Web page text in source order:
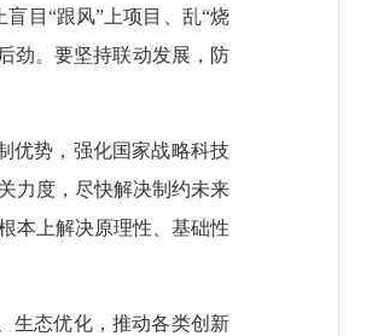
目“跟风”上项目、乱“烧
劲。要坚持联动发展，防
优势，强化国家战略科技
力度，尽快解决制约未来
本上解决原理性、基础性
生态优化，推动各类创新